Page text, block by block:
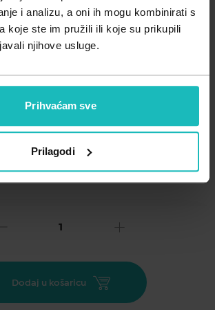
i analizu, a oni ih mogu kombinirati s
koje ste im pružili ili koje su prikupili
njihove usluge.
Prihvaćam sve
Prilagodi
Zakonu o zaštiti potrošača..
je dodatak prehrani, a sadrži propolis,
eukaliptusa. Preporuča se kod suhog i
Dodaj u košaricu